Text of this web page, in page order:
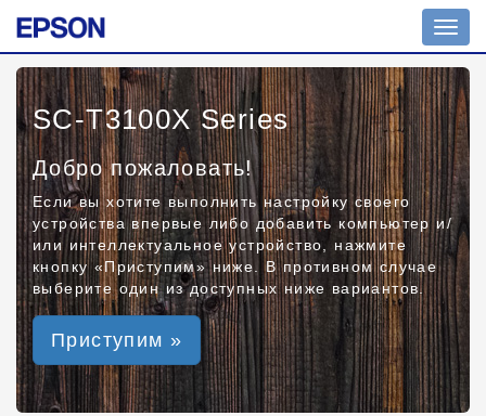
SC-T3100X Series
Добро пожаловать!
Если вы хотите выполнить настройку своего
устройства впервые либо добавить компьютер и/
или интеллектуальное устройство, нажмите
кнопку «Приступим» ниже. В противном случае
выберите один из доступных ниже вариантов.
Приступим »